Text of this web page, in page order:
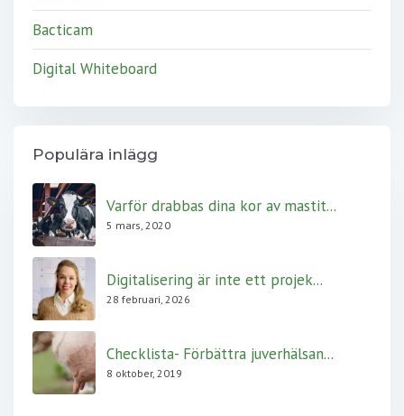
Bacticam
Digital Whiteboard
Populära inlägg
Varför drabbas dina kor av mastit...
5 mars, 2020
Digitalisering är inte ett projek...
28 februari, 2026
Checklista- Förbättra juverhälsan...
8 oktober, 2019